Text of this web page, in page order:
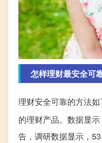
怎样理财最安全可
理财安全可靠的方法
的理财产品。数据显
告，调研数据显示，